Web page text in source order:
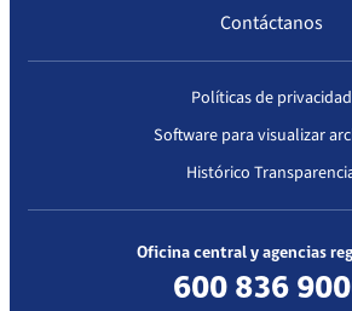
Contáctanos
Políticas de privacidad
Software para visualizar
Histórico
Oficina central y agencias
600 836